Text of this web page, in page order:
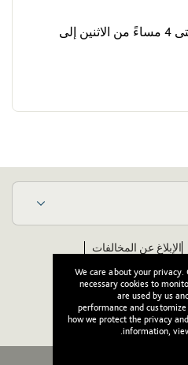
أيام العمل من 8 صباحًا حتى 4 مساءً من الاثنين إلى
الإبلاغ عن المخالفات
We care about your
necessary cookies to
are used by us
performance and
how we protect the privacy
information,
.